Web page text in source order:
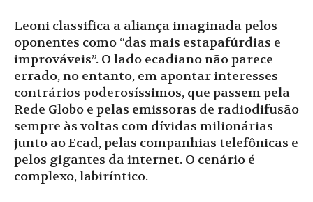
Leoni classifica a aliança imaginada pelos
oponentes como “das mais estapafúrdias e
improváveis”. O lado ecadiano não parece
errado, no entanto, em apontar interesses
contrários poderosíssimos, que passem pela
Rede Globo e pelas emissoras de radiodifusão
sempre às voltas com dívidas milionárias
junto ao Ecad, pelas companhias telefônicas e
pelos gigantes da internet. O cenário é
complexo, labiríntico.